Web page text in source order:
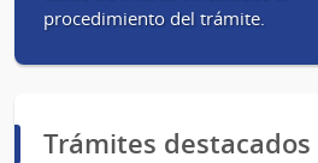
procedimiento del trámite.
Trámites destacados